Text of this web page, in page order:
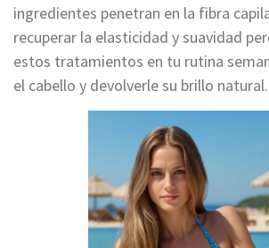
ingredientes penetran en la fibra
recuperar la elasticidad y suavidad
estos tratamientos en tu rutina
el cabello y devolverle su brillo natural.